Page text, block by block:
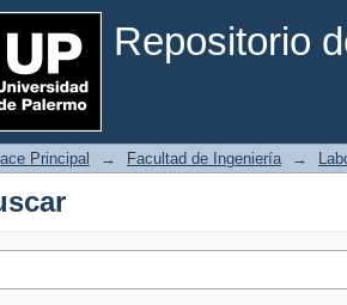
Repositorio
Principal → Facultad de Ingeniería →